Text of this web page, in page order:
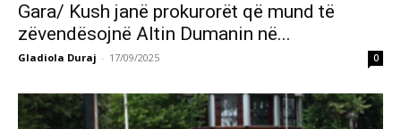
Gara/ Kush janë prokurorët që mund të
zëvendësojnë Altin Dumanin në...
Gladiola Duraj - 17/09/2025 0